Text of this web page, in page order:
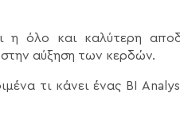
η όλο και καλύτερη
αύξηση των κερδών.
τι κάνει ένας BI